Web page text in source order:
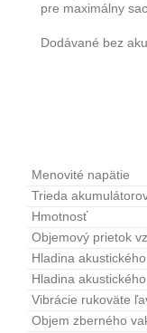
pre maximálny
Dodávané bez
Menovité napätie
Trieda
Hmotnosť
Objemový prietok
Hladina
Hladina
Vibrácie rukoväte
Objem zberného